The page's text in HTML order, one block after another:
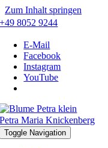
Zum Inhalt springen
+49 8052 9244
E-Mail
Facebook
Instagram
YouTube
Petra Maria Knickenberg
Toggle Navigation